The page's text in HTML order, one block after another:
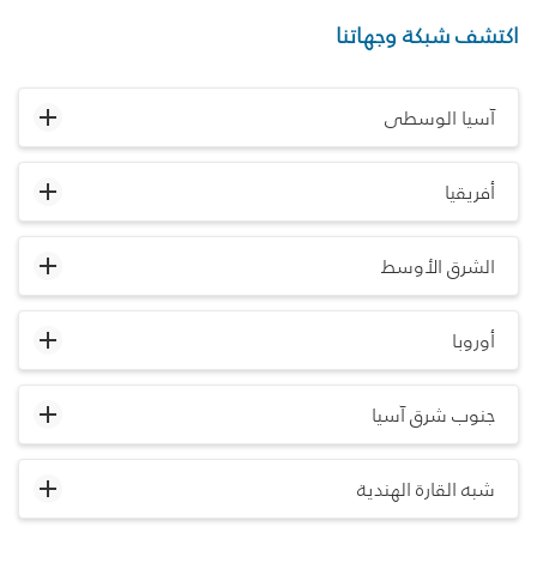
اكتشف شبكة وجهاتنا
آسيا الوسطى
أفريقيا
الشرق الأوسط
أوروبا
جنوب شرق آسيا
شبه القارة الهندية